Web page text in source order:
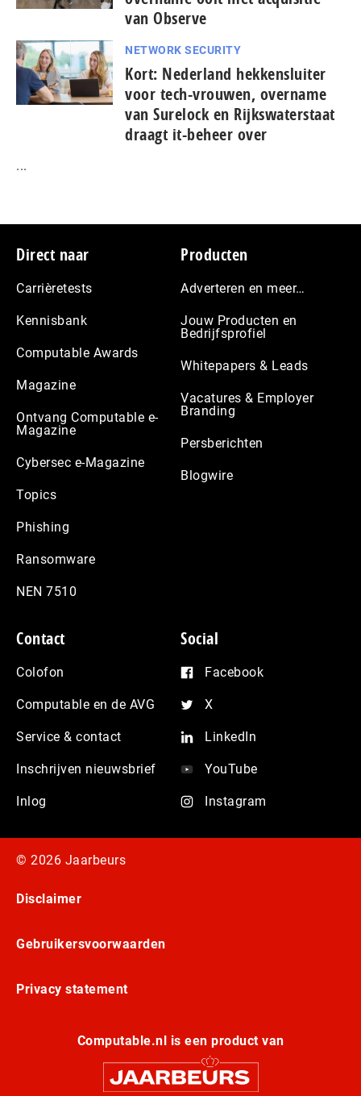
van Observe
NETWORK SECURITY
Kort: Nederland hekkensluiter
voor tech-vrouwen, overname
van Surelock en Rijkswaterstaat
draagt it-beheer over
...
Footer
Direct naar
Carrièretests
Kennisbank
Computable Awards
Magazine
Ontvang Computable e-
Magazine
Cybersec e-Magazine
Topics
Phishing
Ransomware
NEN 7510
Producten
Adverteren en meer…
Jouw Producten en
Bedrijfsprofiel
Whitepapers & Leads
Vacatures & Employer
Branding
Persberichten
Blogwire
Contact
Colofon
Computable en de AVG
Service & contact
Inschrijven nieuwsbrief
Inlog
Social
Facebook
X
LinkedIn
YouTube
Instagram
© 2026 Jaarbeurs
Disclaimer
Gebruikersvoorwaarden
Privacy statement
Computable.nl is een product van